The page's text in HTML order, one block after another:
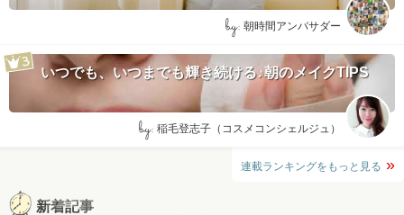
by: 朝時間アンバサダー
いつでも、いつまでも輝き続ける♪朝のメイクTIPS
by: 稲毛登志子（コスメコンシェルジュ）
連載ランキングをもっと見る
新着記事